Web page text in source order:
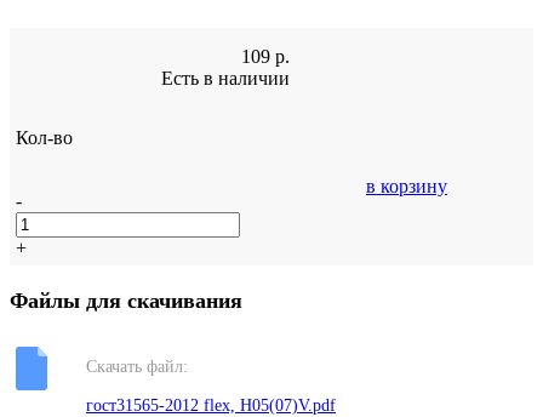
109 р.
Есть в наличии
Кол-во
-
+
в корзину
Файлы для скачивания
Скачать файл:
гост31565-2012 flex, H05(07)V.pdf